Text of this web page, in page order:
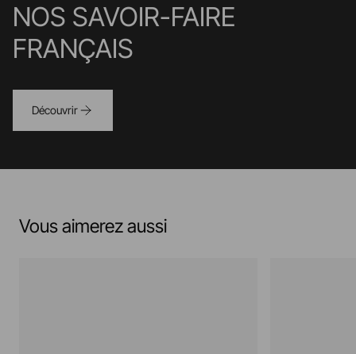
NOS SAVOIR-FAIRE
FRANÇAIS
Découvrir
Vous aimerez aussi